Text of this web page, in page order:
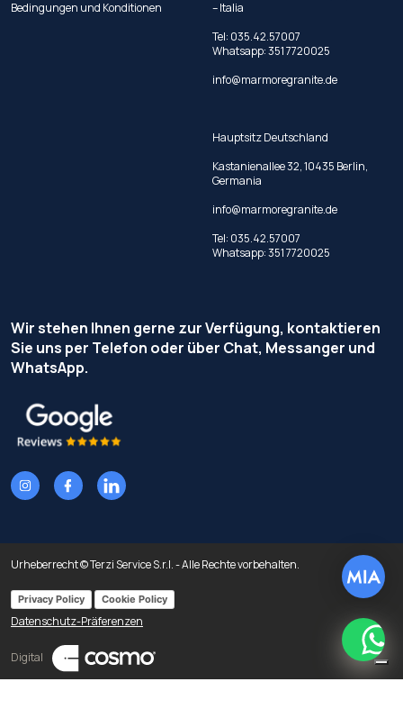
Bedingungen und Konditionen
– Italia
Tel: 035.42.57007
Whatsapp:351 7720025
info@marmoregranite.de
Hauptsitz Deutschland
Kastanienallee 32, 10435 Berlin,
Germania
info@marmoregranite.de
Tel: 035.42.57007
Whatsapp:351 7720025
Wir stehen Ihnen gerne zur Verfügung, kontaktieren
Sie uns per Telefon oder über Chat, Messanger und
WhatsApp.
Urheberrecht © Terzi Service S.r.l. - Alle Rechte vorbehalten.
Privacy Policy Cookie Policy
Datenschutz-Präferenzen
Digital